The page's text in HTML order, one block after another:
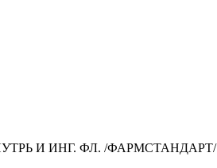
И ИНГ. ФЛ. /ФАРМСТАНДАРТ/